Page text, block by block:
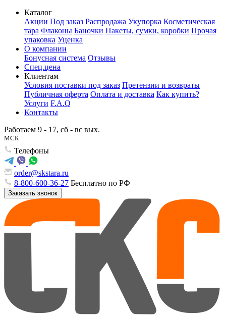
Каталог
Акции Под заказ Распродажа Укупорка Косметическая
тара Флаконы Баночки Пакеты, сумки, коробки Прочая
упаковка Уценка
О компании
Бонусная система Отзывы
Спец.цена
Клиентам
Условия поставки под заказ Претензии и возвраты
Публичная оферта Оплата и доставка Как купить?
Услуги F.A.Q
Контакты
Работаем 9 - 17, сб - вс вых.
МСК
Телефоны
order@skstara.ru
8-800-600-36-27 Бесплатно по РФ
Заказать звонок